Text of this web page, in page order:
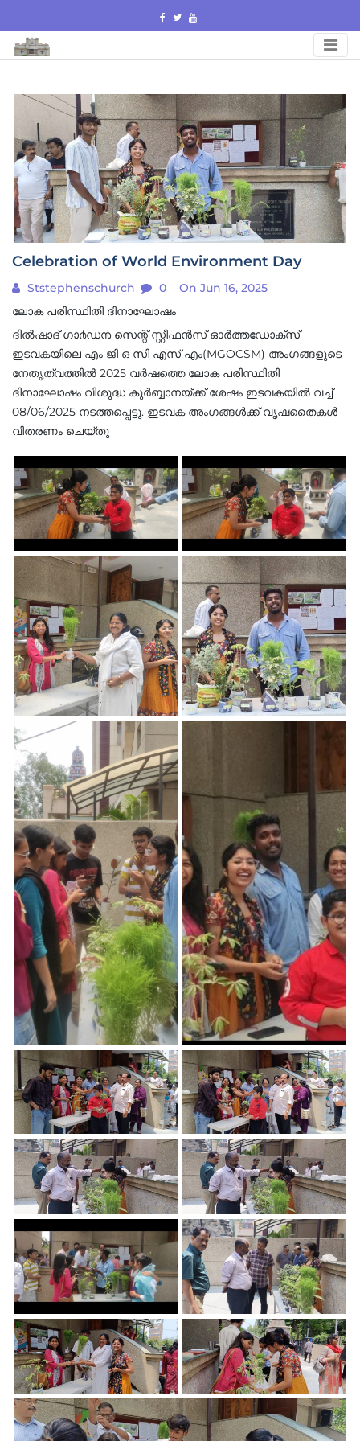
to
content
Celebration of World Environment Day
Ststephenschurch 0
On Jun 16, 2025
ലോക പരിസ്ഥിതി ദിനാഘോഷം
ദിൽഷാദ് ഗാ൪ഡ൯ സെന്റ് സ്റ്റീഫൻസ് ഓർത്തഡോക്സ്
ഇടവകയിലെ എം ജി ഒ സി എസ് എം(MGOCSM) അംഗങ്ങളുടെ
നേതൃത്വത്തിൽ 2025 വർഷത്തെ ലോക പരിസ്ഥിതി
ദിനാഘോഷം വിശുദ്ധ കുർബ്ബാനയ്ക്ക് ശേഷം ഇടവകയിൽ വച്ച്
08/06/2025 നടത്തപ്പെട്ടു. ഇടവക അംഗങ്ങൾക്ക് വൃഷതൈകൾ
വിതരണം ചെയ്തു